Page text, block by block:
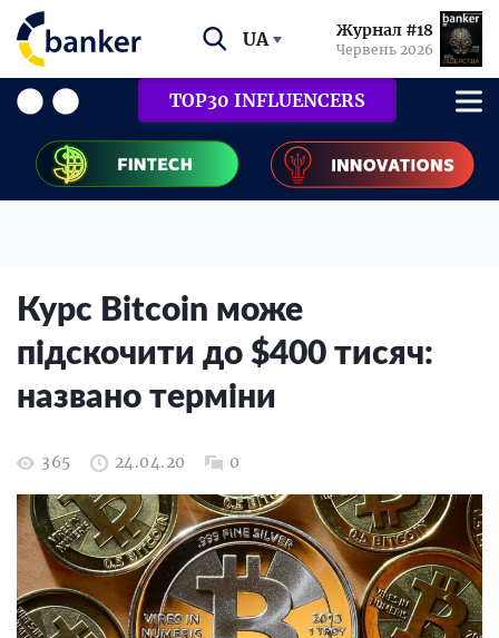
UA Журнал #18
Червень 2026
TOP30 INFLUENCERS
Курс Bitcoin може
підскочити до $400 тисяч:
названо терміни
365 24.04.20 0